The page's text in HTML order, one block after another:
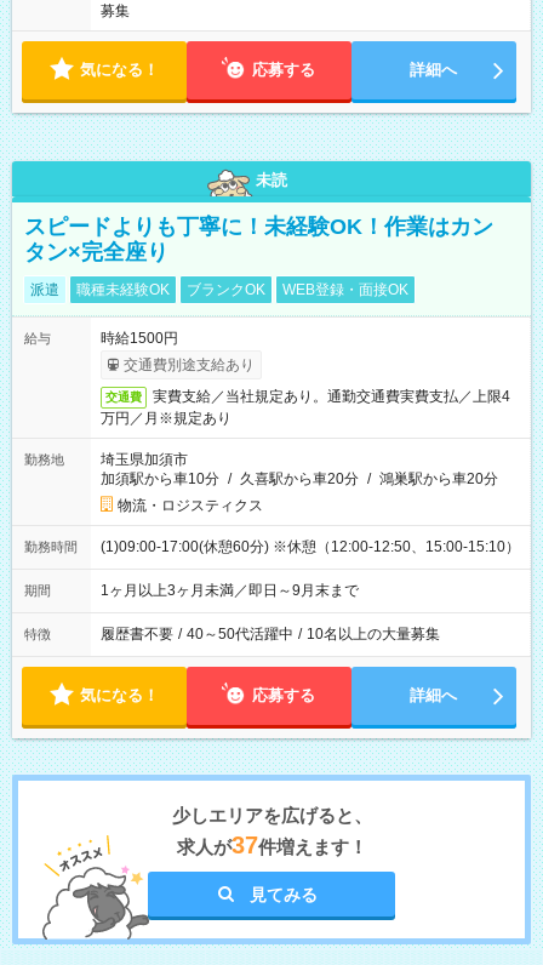
募集
気になる！ 応募する 詳細へ
未読
スピードよりも丁寧に！未経験OK！作業はカン
タン×完全座り
派遣 職種未経験OK ブランクOK WEB登録・面接OK
給与
時給1500円
交通費別途支給あり
交通費
実費支給／当社規定あり。通勤交通費実費支払／上限4
万円／月※規定あり
勤務地
埼玉県加須市
加須駅から車10分 / 久喜駅から車20分 / 鴻巣駅から車20分
物流・ロジスティクス
勤務時間 (1)09:00-17:00(休憩60分) ※休憩（12:00-12:50、15:00-15:10）
期間 1ヶ月以上3ヶ月未満／即日～9月末まで
特徴 履歴書不要 / 40～50代活躍中 / 10名以上の大量募集
気になる！ 応募する 詳細へ
少しエリアを広げると、
求人が37件増えます！
見てみる